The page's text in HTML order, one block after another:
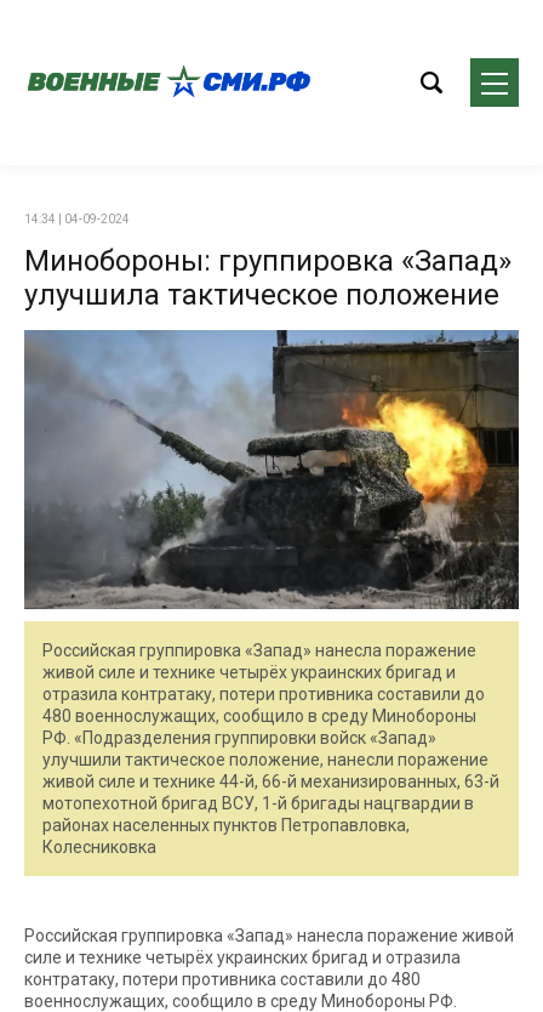
14:34 | 04-09-2024
Минобороны: группировка «Запад»
улучшила тактическое положение
Российская группировка «Запад» нанесла поражение
живой силе и технике четырёх украинских бригад и
отразила контратаку, потери противника составили до
480 военнослужащих, сообщило в среду Минобороны
РФ. «Подразделения группировки войск «Запад»
улучшили тактическое положение, нанесли поражение
живой силе и технике 44-й, 66-й механизированных, 63-й
мотопехотной бригад ВСУ, 1-й бригады нацгвардии в
районах населенных пунктов Петропавловка,
Колесниковка
Российская группировка «Запад» нанесла поражение живой
силе и технике четырёх украинских бригад и отразила
контратаку, потери противника составили до 480
военнослужащих, сообщило в среду Минобороны РФ.